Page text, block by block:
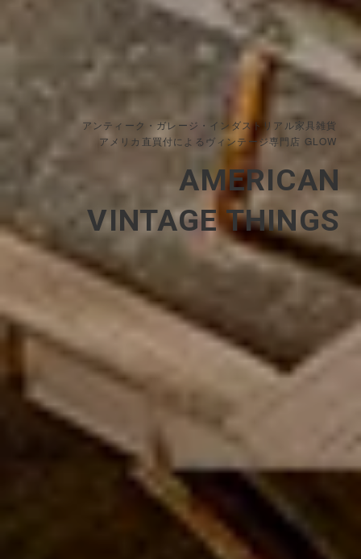
アンティーク・ガレージ・インダストリアル家具雑貨
アメリカ直買付によるヴィンテージ専門店 GLOW
AMERICAN
VINTAGE THINGS